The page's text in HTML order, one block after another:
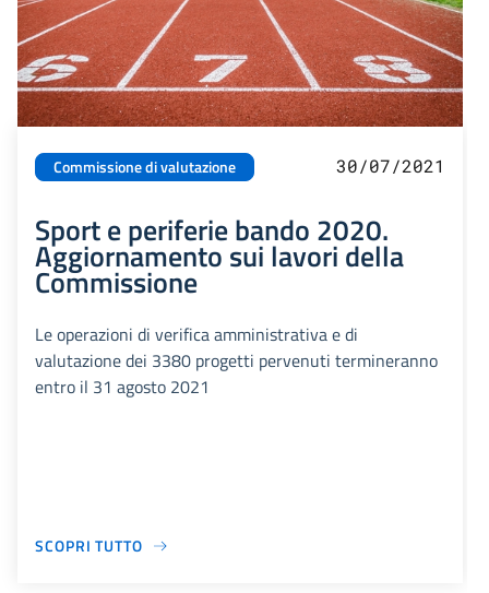
Commissione di valutazione 30/07/2021
Sport e periferie bando 2020.
Aggiornamento sui lavori della
Commissione
Le operazioni di verifica amministrativa e di
valutazione dei 3380 progetti pervenuti termineranno
entro il 31 agosto 2021
SCOPRI TUTTO